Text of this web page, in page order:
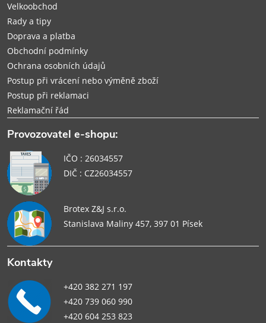
Velkoobchod
Rady a tipy
Doprava a platba
Obchodní podmínky
Ochrana osobních údajů
Postup při vrácení nebo výměně zboží
Postup při reklamaci
Reklamační řád
Provozovatel e-shopu:
IČO : 26034557
DIČ : CZ26034557
Brotex Z&J s.r.o.
Stanislava Maliny 457, 397 01 Písek
Kontakty
+420 382 271 197
+420 739 060 990
+420 604 253 823